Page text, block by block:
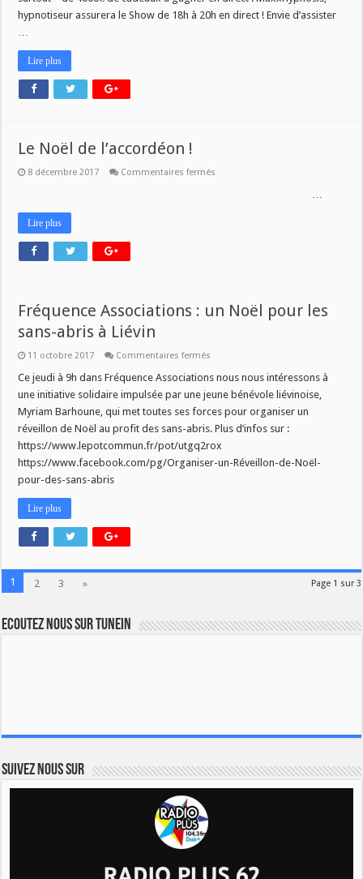
hypnotiseur assurera le Show de 18h à 20h en direct ! Envie d’assister
…
Lire plus
Le Noël de l’accordéon !
8 décembre 2017 Commentaires fermés
…
Lire plus
Fréquence Associations : un Noël pour les
sans-abris à Liévin
11 octobre 2017 Commentaires fermés
Associations
un
Noël
pour
les
abris
à
Ce jeudi à 9h dans Fréquence Associations nous nous intéressons à
une initiative solidaire impulsée par une jeune bénévole liévinoise,
Myriam Barhoune, qui met toutes ses forces pour organiser un
réveillon de Noël au profit des sans-abris. Plus d’infos sur :
https://www.lepotcommun.fr/pot/utgq2rox
https://www.facebook.com/pg/Organiser-un-Réveillon-de-Noël-
pour-des-sans-abris
Lire plus
Page 1 sur 3
1 2 3 »
Ecoutez nous sur TuneIn
Suivez nous sur